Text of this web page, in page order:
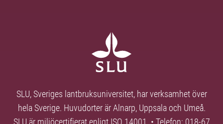
SLU, Sveriges lantbruksuniversitet, har verksamhet över
hela Sverige. Huvudorter är Alnarp, Uppsala och Umeå.
SLU är miljöcertifierat enligt ISO 14001. • Telefon: 018-67